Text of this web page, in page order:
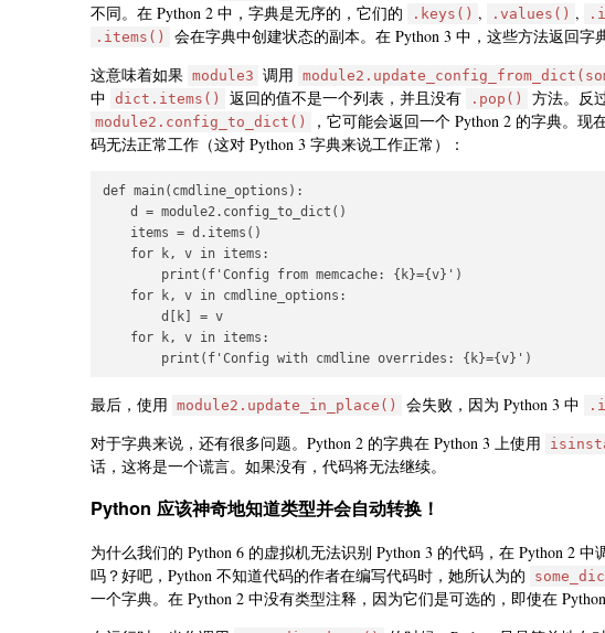
不同。在 Python 2 中，字典是无序的，它们的
.keys() , .values() ,
.items()
会在字典中创建状态的副本。在 Python 3 中，这些方法返回字
这意味着如果 module3 调用
中 dict.items() 返回的值不是一个列表，并且没有 .pop() 方法。反
module2.config_to_dict() ，它可能会返回一个 Python 2 的字典。现
码无法正常工作（这对 Python 3 字典来说工作正常）：
def main(cmdline_options):
    d = module2.config_to_dict()
    items = d.items()
    for k, v in items:
        print(f'Config from memcache: {k}={v}')
    for k, v in cmdline_options:
        d[k] = v
    for k, v in items:
最后，使用 module2.update_in_place() 会失败，因为 Python 3 中
对于字典来说，还有很多问题。Python 2 的字典在 Python 3 上使用
话，这将是一个谎言。如果没有，代码将无法继续。
Python 应该神奇地知道类型并会自动转换！
为什么我们的 Python 6 的虚拟机无法识别 Python 3 的代码，在 Python 2 中
吗？好吧，Python 不知道代码的作者在编写代码时，她所认为的
一个字典。在 Python 2 中没有类型注释，因为它们是可选的，即使在